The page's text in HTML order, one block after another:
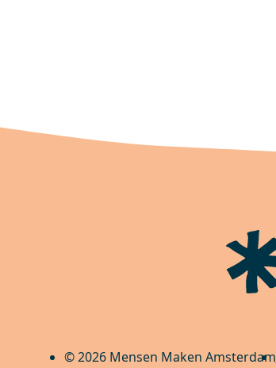
© 2026 Mensen Maken Amsterdam